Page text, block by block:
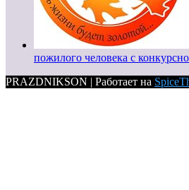
пожилого человека с
PRAZDNIKSON | Работает на